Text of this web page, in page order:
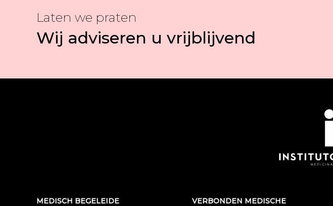
Laten we praten
Wij adviseren u vrijblijvend
MEDISCH BEGELEIDE
VERBONDEN MEDISCHE